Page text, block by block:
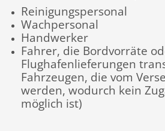
Reinigungspersonal
Wachpersonal
Handwerker
Fahrer, die Bordvorräte
Flughafenlieferungen
Fahrzeugen, die vom
werden, wodurch kein
möglich ist)